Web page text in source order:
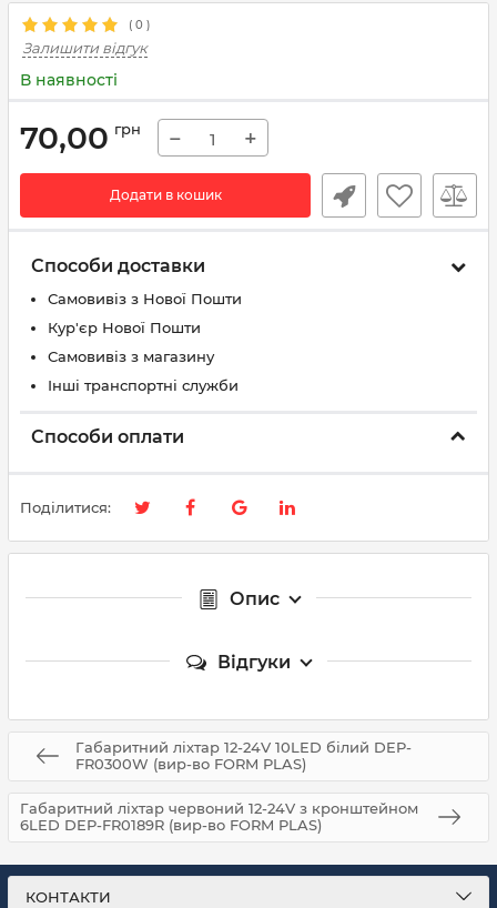
( 0 )
Залишити відгук
В наявності
70,00 грн − +
Додати в кошик
Способи доставки
Самовивіз з Нової Пошти
Кур'єр Нової Пошти
Самовивіз з магазину
Інші транспортні служби
Способи оплати
Поділитися:
Опис
Відгуки
Габаритний ліхтар 12-24V 10LED білий DEP-
FR0300W (вир-во FORM PLAS)
Габаритний ліхтар червоний 12-24V з кронштейном
6LED DEP-FR0189R (вир-во FORM PLAS)
КОНТАКТИ